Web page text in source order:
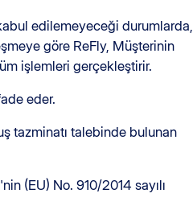
edilemeyeceği durumlarda,
göre ReFly, Müşterinin
işlemleri gerçekleştirir.
eder.
tazminatı talebinde bulunan
(EU) No. 910/2014 sayılı